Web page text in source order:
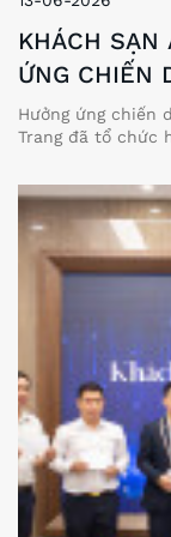
KHÁCH SẠN
ỨNG CHIẾN
ĐỘNG “TẮT
Hưởng ứng chiến
Trang đã tổ chức
năng lượng, nâng
lối sống bền vững.